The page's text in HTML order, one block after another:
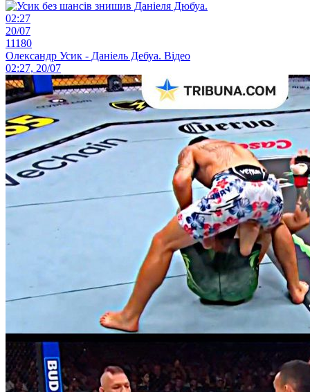
02:27
20/07
11180
Олександр Усик - Даніель Дебуа. Відео
02:27, 20/07